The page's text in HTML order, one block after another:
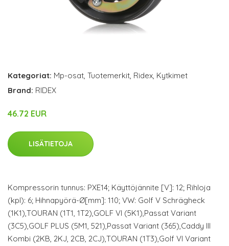
Kategoriat: Mp-osat, Tuotemerkit, Ridex, Kytkimet
Brand: RIDEX
46.72 EUR
LISÄTIETOJA
Kompressorin tunnus: PXE14; Käyttöjännite [V]: 12; Rihloja
(kpl): 6; Hihnapyörä-Ø[mm]: 110; VW: Golf V Schrägheck
(1K1),TOURAN (1T1, 1T2),GOLF VI (5K1),Passat Variant
(3C5),GOLF PLUS (5M1, 521),Passat Variant (365),Caddy III
Kombi (2KB, 2KJ, 2CB, 2CJ),TOURAN (1T3),Golf VI Variant